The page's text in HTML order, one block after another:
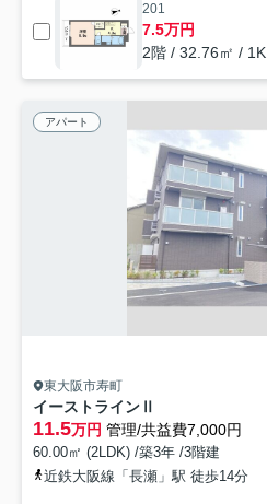
201
7.5万円
2階 / 32.76㎡ / 1K
アパート
東大阪市寿町
イーストラインⅡ
11.5万円 管理/共益費7,000円
60.00㎡ (2LDK) /築3年 /3階建
近鉄大阪線「長瀬」駅 徒歩14分